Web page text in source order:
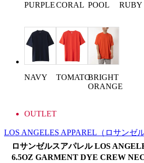
PURPLECORAL POOL RUBY
NAVY TOMATOBRIGHT
ORANGE
OUTLET
LOS ANGELES APPAREL （ロサンゼ
ロサンゼルスアパレル LOS
6.5OZ GARMENT DYE CREW